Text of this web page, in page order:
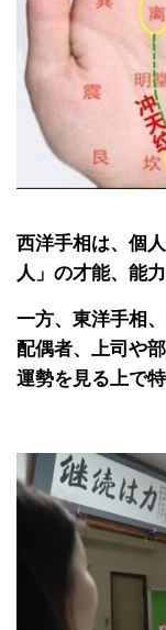
西洋手相は、個
人」の才能、能
一方、東洋手相
配偶者、上司や
運勢を見る上で